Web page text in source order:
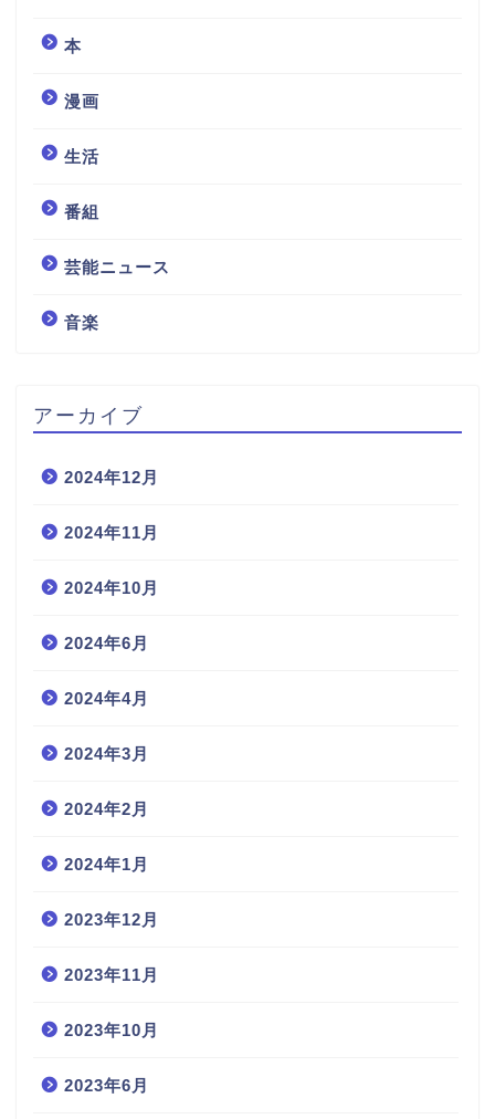
本
漫画
生活
番組
芸能ニュース
音楽
アーカイブ
2024年12月
2024年11月
2024年10月
2024年6月
2024年4月
2024年3月
2024年2月
2024年1月
2023年12月
2023年11月
2023年10月
2023年6月